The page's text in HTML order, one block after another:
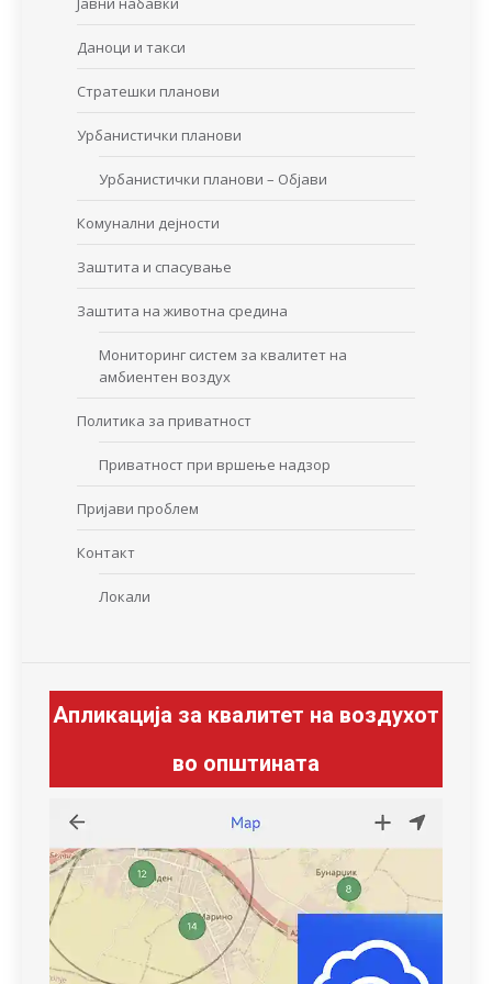
Даноци и такси
Стратешки планови
Урбанистички планови
Урбанистички планови – Објави
Комунални дејности
Заштита и спасување
Заштита на животна средина
Мониторинг систем за квалитет на
амбиентен воздух
Политика за приватност
Приватност при вршење надзор
Пријави проблем
Контакт
Локали
Апликација за квалитет на воздухот
во општината